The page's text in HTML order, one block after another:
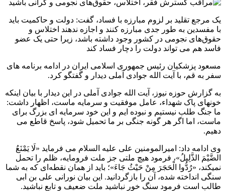
یک مرجع تقلید بر لزوم مبارزه با فساد، گفت: دولت و حاکمیت باید
با مفسدین به طور جدی مبارزه کنند و اجازه ندهند اختلاس و
حقوق‌های نجومی در کشور وجود داشته باشد، زیرا حتی یک عضو
فاسد هم می تواند دولت را دچار فساد کند
مسعود پزشکیان رئیس جمهوری اسلامی ایران در ادامه برنامه های
سفر به قم، با آیت الله جوادی آملی دیدار و گفتگو کرد.
به گزارش حوزه نیوز، آیت الله جوادی آملی در این دیدار با بیان اینکه
خونهای پاک شهداء، عامل موفقیت و سرمایه ماست، اظهار داشت:
ما جنگ طلب نیستیم و نبوده ایم و این خود سرمایه ای بزرگ برای
ماست، اما اگر هر گونه جنگی بر ما تحمیل شود، پاسخ قاطع می
دهیم.
وی ادامه داد: امیرالمومنین علی علیه السلام می فرماید «لَا یَمْنَعُ
الضَّیْمَ الذَّلِیلُ‌»، فرمود هیچ ملتی جز ملت فرومایه، ظلم را تحمل
نمیکند، «رُدُّوا الْحَجَرَ مِنْ حَیْثُ جَاءَ»؛ باید از همان نقطه‌ای که به شما
سنگی انداخته شده، آن را بازگردانید. این بیان نورانی علی بن ابی
طالب است فرمود سنگ خور نباشید ملت ضعیف و تابع نباشید.